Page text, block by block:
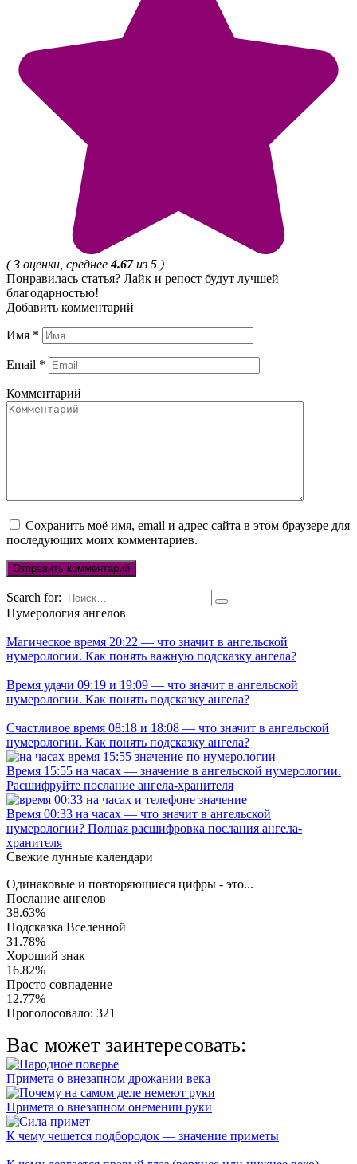
(3 оценки, среднее4.67из 5 )
Понравилась статья? Лайк и репост будут лучшей
благодарностью!
Добавить комментарий
Имя *
Email *
Комментарий
Сохранить моё имя, email и адрес сайта в этом браузере для
последующих моих комментариев.
Search for:
Нумерология ангелов
Магическое время 20:22 — что значит в ангельской
нумерологии. Как понять важную подсказку ангела?
Время удачи 09:19 и 19:09 — что значит в ангельской
нумерологии. Как понять подсказку ангела?
Счастливое время 08:18 и 18:08 — что значит в ангельской
нумерологии. Как понять подсказку ангела?
Время 15:55 на часах — значение в ангельской нумерологии.
Расшифруйте послание ангела-хранителя
Время 00:33 на часах — что значит в ангельской
нумерологии? Полная расшифровка послания ангела-
хранителя
Свежие лунные календари
Одинаковые и повторяющиеся цифры - это...
Послание ангелов
38.63%
Подсказка Вселенной
31.78%
Хороший знак
16.82%
Просто совпадение
12.77%
Проголосовало: 321
Вас может заинтересовать:
Примета о внезапном дрожании века
Примета о внезапном онемении руки
К чему чешется подбородок — значение приметы